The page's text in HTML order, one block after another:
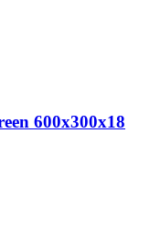
600x300x18